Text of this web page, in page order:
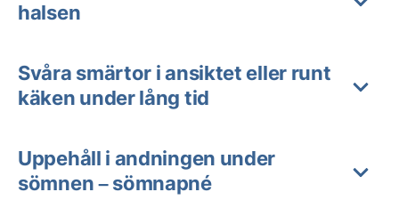
halsen
Svåra smärtor i ansiktet eller runt
käken under lång tid
Uppehåll i andningen under
sömnen – sömnapné